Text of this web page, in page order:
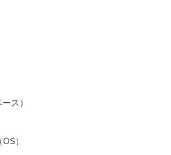
ス）
）